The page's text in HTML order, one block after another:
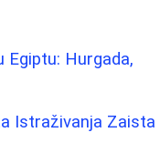
Egiptu: Hurgada,
Istraživanja Zaista